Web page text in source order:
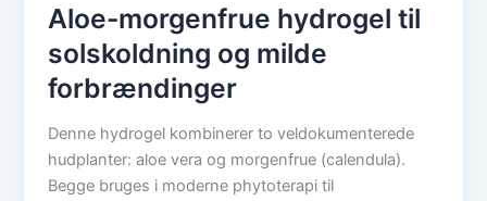
Aloe-morgenfrue hydrogel til
solskoldning og milde
forbrændinger
Denne hydrogel kombinerer to veldokumenterede
hudplanter: aloe vera og morgenfrue (calendula).
Begge bruges i moderne phytoterapi til